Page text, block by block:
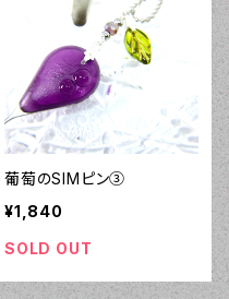
葡萄のSIMピン③
¥1,840
SOLD OUT